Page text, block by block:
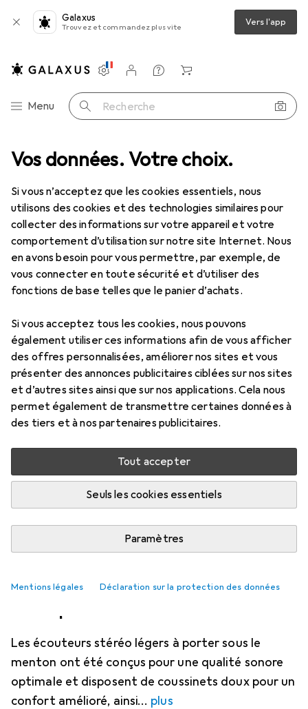
Vos données. Votre choix.
Si vous n’acceptez que les cookies essentiels, nous
utilisons des cookies et des technologies similaires pour
collecter des informations sur votre appareil et votre
comportement d’utilisation sur notre site Internet. Nous
en avons besoin pour vous permettre, par exemple, de
vous connecter en toute sécurité et d’utiliser des
fonctions de base telles que le panier d’achats.
Si vous acceptez tous les cookies, nous pouvons
également utiliser ces informations afin de vous afficher
des offres personnalisées, améliorer nos sites et vous
présenter des annonces publicitaires ciblées sur nos sites
et d’autres sites ainsi que sur nos applications. Cela nous
permet également de transmettre certaines données à
des tiers et à nos partenaires publicitaires.
Tout accepter
Seuls les cookies essentiels
Paramètres
Mentions légales Déclaration sur la protection des données
Galaxus
Trouvez et commandez plus vite Vers l'app
Navigation par catégorie
Menu Recherche
Paramètres
Compte client
Listes de comparaison
Listes d'envies
Panier
Meilleures ventes Dictaphone:
Cette page reste toujours à jour et se met
automatiquement à jour. i
1. PhilipsACC2310 Pédale de
La conception ergonomique de la série de
pédaliers Philips établit de nouveaux standards en
termes de facilité d'utilisation dans les
environnements de dictée professionnelles.
plus
Dictaphone : accessoires
EUR
175,94
Philips
ACC2310 Pédale de commande
USB
Les écouteurs stéréo légers à porter sous le
menton ont été conçus pour une qualité sonore
optimale et disposent de coussinets doux pour un
confort amélioré, ainsi
plus